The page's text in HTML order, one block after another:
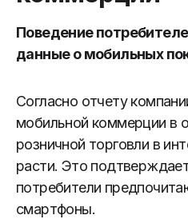
Поведение
данные о мобильных
Согласно отчету
мобильной коммерции в
розничной торговли в
расти. Это
потребители
смартфоны.